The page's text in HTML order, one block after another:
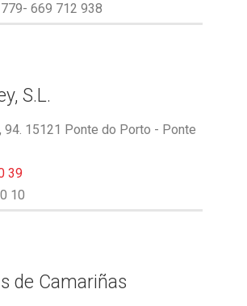
669 712 938
S.L.
94. 15121 Ponte do Porto - Ponte
39
10
de Camariñas